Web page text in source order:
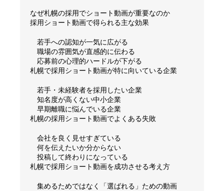
なぜ札幌の採用でショート動画が重要なのか
採用ショート動画で得られる主な効果
若手への認知が一気に広がる
職場の雰囲気が直感的に伝わる
応募前の心理的ハードルが下がる
札幌で採用ショート動画が特に向いている企業
若手・未経験者を採用したい企業
知名度が高くない中小企業
早期離職に悩んでいる企業
札幌の採用ショート動画でよくある失敗
会社を良く見せすぎている
何を伝えたいか分からない
投稿して終わりになっている
札幌で採用ショート動画を成功させる考え方
集めるためではなく「選ばれる」ための動画